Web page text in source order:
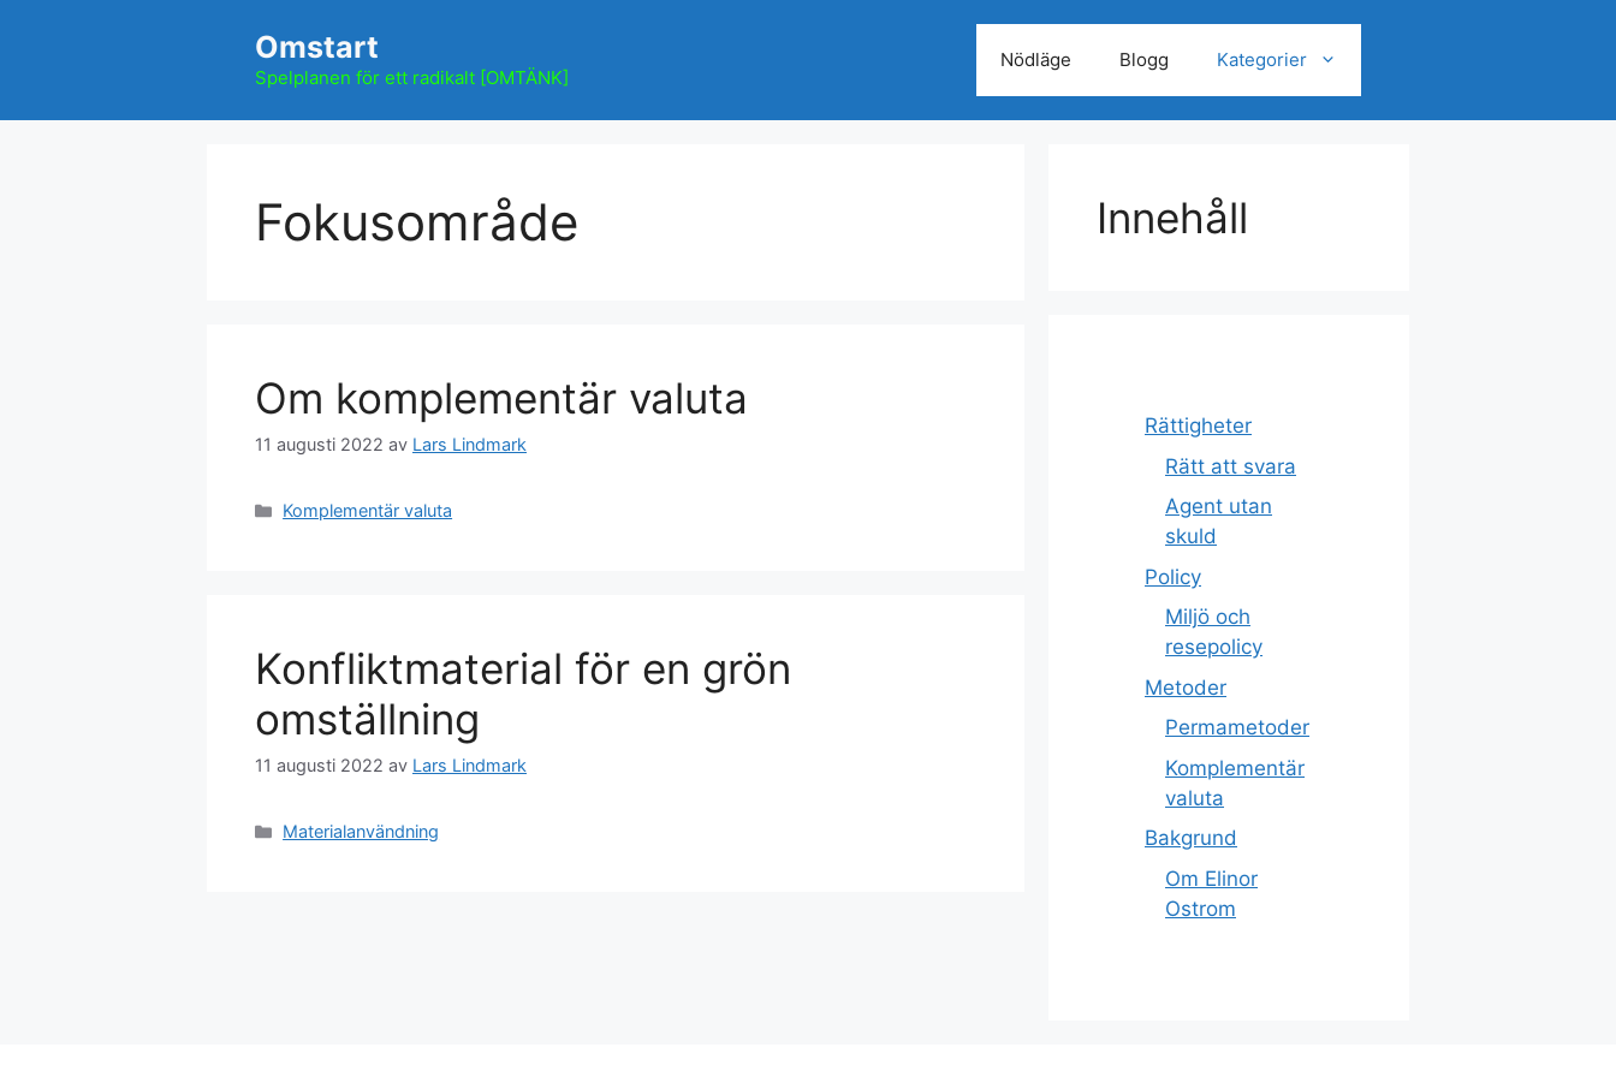
Omstart
Spelplanen för ett radikalt [OMTÄNK]
Nödläge Blogg Kategorier
Fokusområde
Om komplementär valuta
11 augusti 2022 av Lars Lindmark
Kategorier
Komplementär valuta
Konfliktmaterial för en grön
omställning
11 augusti 2022 av Lars Lindmark
Kategorier
Materialanvändning
Innehåll
Rättigheter
Rätt att svara
Agent utan
skuld
Policy
Miljö och
resepolicy
Metoder
Permametoder
Komplementär
valuta
Bakgrund
Om Elinor
Ostrom